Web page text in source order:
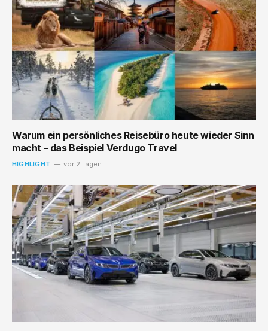
Warum ein persönliches Reisebüro heute wieder Sinn
macht – das Beispiel Verdugo Travel
HIGHLIGHT vor 2 Tagen